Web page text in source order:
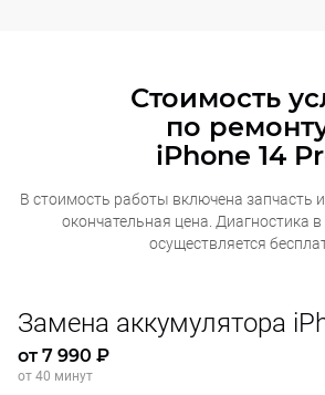
Стоимость
по
iPhone 14
В стоимость работы включена запчасть
окончательная цена. Диагностика
осуществляется
Замена аккумулятора
от 7 990 ₽
от 40 минут